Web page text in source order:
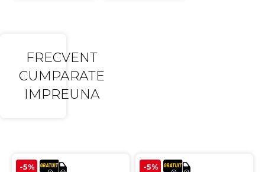
FRECVENT
CUMPARATE
IMPREUNA
-5% -5%